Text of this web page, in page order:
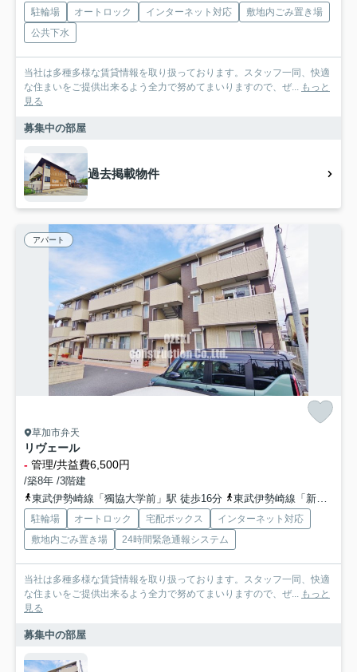
駐輪場 オートロック インターネット対応
敷地内ごみ置き場
公共下水
当社は多種多様な賃貸情報を取り扱っております。スタッフ一同、快適
な住まいをご提供出来るよう全力で努めてまいりますので、ぜ... もっと
見る
募集中の部屋
過去掲載物件
アパート
草加市弁天
リヴェール
- 管理/共益費6,500円
/築8年 /3階建
東武伊勢崎線「獨協大学前」駅 徒歩16分
東武伊勢崎線「新田」駅 徒歩31分
駐輪場 オートロック 宅配ボックス
インターネット対応
敷地内ごみ置き場
24時間緊急通報システム
当社は多種多様な賃貸情報を取り扱っております。スタッフ一同、快適
な住まいをご提供出来るよう全力で努めてまいりますので、ぜ... もっと
見る
募集中の部屋